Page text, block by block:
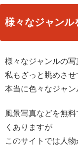
様々なジャンル
様々なジャンルの写
私もざっと眺めさ
本当に色々なジャン
風景写真などを無
くありますが
このサイトでは人